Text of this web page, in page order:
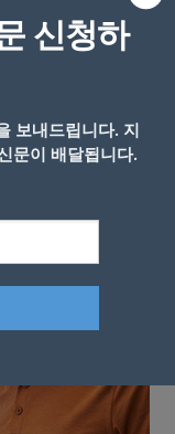
신청하
보내드립니다. 지
문이 배달됩니다.